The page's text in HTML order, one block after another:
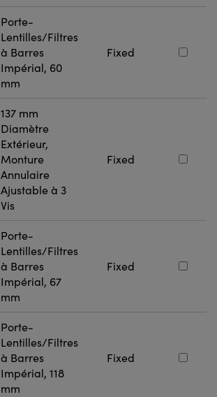
Porte-
Lentilles/Filtres
à Barres
Impérial, 60
mm
Fixed
137 mm
Diamètre
Extérieur,
Monture
Annulaire
Ajustable à 3
Vis
Fixed
Porte-
Lentilles/Filtres
à Barres
Impérial, 67
mm
Fixed
Porte-
Lentilles/Filtres
à Barres
Impérial, 118
mm
Fixed